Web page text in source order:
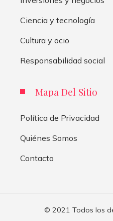
Ciencia y tecnología
Cultura y ocio
Responsabilidad social
Mapa Del Sitio
Política de Privacidad
Quiénes Somos
Contacto
© 2021 Todos los